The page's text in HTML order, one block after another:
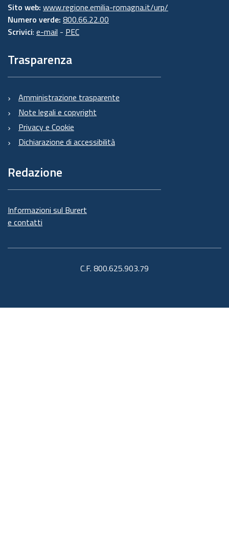
Sito web: www.regione.emilia-romagna.it/urp/
Numero verde: 800.66.22.00
Scrivici: e-mail - PEC
Trasparenza
Amministrazione trasparente
Note legali e copyright
Privacy e Cookie
Dichiarazione di accessibilità
Redazione
Informazioni sul Burert
e contatti
C.F. 800.625.903.79